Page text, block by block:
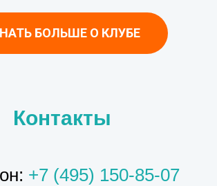
БОЛЬШЕ О КЛУБЕ
Контакты
+7 (495) 150-85-07